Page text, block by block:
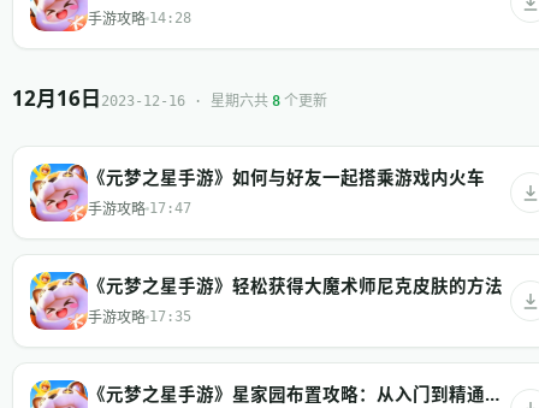
手游攻略 14:28
12月16日 2023-12-16 · 星期六共 8 个更新
《元梦之星手游》如何与好友一起搭乘游戏内火车
手游攻略 17:47
《元梦之星手游》轻松获得大魔术师尼克皮肤的方法
手游攻略 17:35
《元梦之星手游》星家园布置攻略：从入门到精通的家园装饰指南